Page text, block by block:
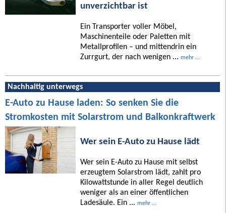
unverzichtbar ist
Ein Transporter voller Möbel,
Maschinenteile oder Paletten mit
Metallprofilen – und mittendrin ein
Zurrgurt, der nach wenigen ... mehr ...
Nachhaltig unterwegs
E-Auto zu Hause laden: So senken Sie die
Stromkosten mit Solarstrom und Balkonkraftwerk
Wer sein E-Auto zu Hause lädt
Wer sein E-Auto zu Hause mit selbst
erzeugtem Solarstrom lädt, zahlt pro
Kilowattstunde in aller Regel deutlich
weniger als an einer öffentlichen
Ladesäule. Ein ... mehr ...